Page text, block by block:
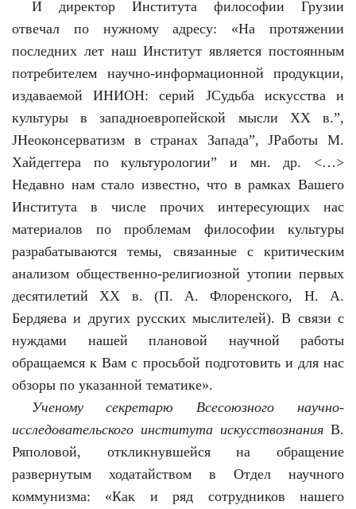
И директор Института философии Грузии
отвечал по нужному адресу: «На протяжении
последних лет наш Институт является постоянным
потребителем научно-информационной продукции,
издаваемой ИНИОН: серий ЈСудьба искусства и
культуры в западноевропейской мысли ХХ в.”,
ЈНеоконсерватизм в странах Запада”, ЈРаботы М.
Хайдеггера по культурологии” и мн. др. <…>
Недавно нам стало известно, что в рамках Вашего
Института в числе прочих интересующих нас
материалов по проблемам философии культуры
разрабатываются темы, связанные с критическим
анализом общественно-религиозной утопии первых
десятилетий ХХ в. (П. А. Флоренского, Н. А.
Бердяева и других русских мыслителей). В связи с
нуждами нашей плановой научной работы
обращаемся к Вам с просьбой подготовить и для нас
обзоры по указанной тематике».
Ученому секретарю Всесоюзного научно-
исследовательского института искусствознания В.
Ряполовой, откликнувшейся на обращение
развернутым ходатайством в Отдел научного
коммунизма: «Как и ряд сотрудников нашего